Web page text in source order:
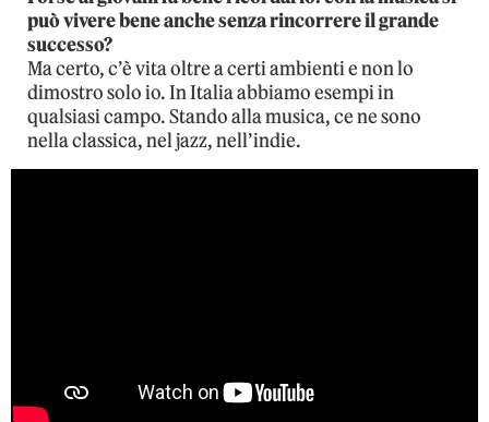
può vivere bene anche senza rincorrere il grande
successo?
Ma certo, c’è vita oltre a certi ambienti e non lo
dimostro solo io. In Italia abbiamo esempi in
qualsiasi campo. Stando alla musica, ce ne sono
nella classica, nel jazz, nell’indie.